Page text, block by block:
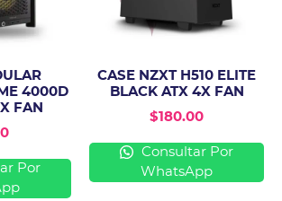
4000D
FAN
Por
CASE NZXT H510 ELITE
BLACK ATX 4X FAN
$180.00
Consultar Por
WhatsApp